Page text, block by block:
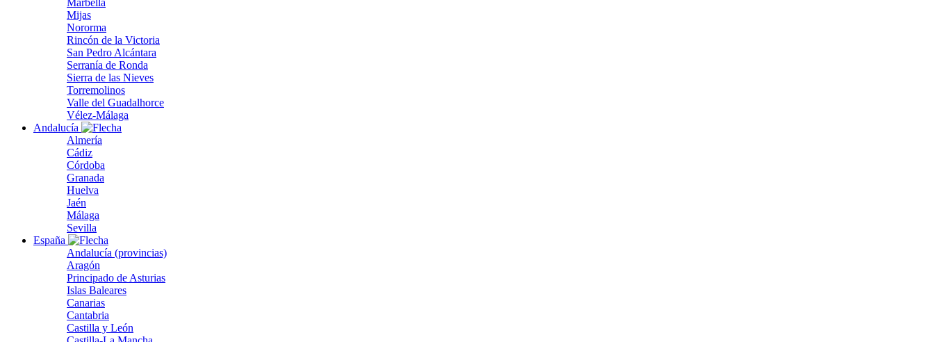
Marbella
Mijas
Nororma
Rincón de la Victoria
San Pedro Alcántara
Serranía de Ronda
Sierra de las Nieves
Torremolinos
Valle del Guadalhorce
Vélez-Málaga
Andalucía
Almería
Cádiz
Córdoba
Granada
Huelva
Jaén
Málaga
Sevilla
España
Andalucía (provincias)
Aragón
Principado de Asturias
Islas Baleares
Canarias
Cantabria
Castilla y León